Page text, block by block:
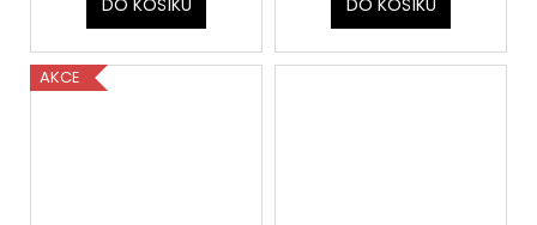
DO KOŠÍKU DO KOŠÍKU
AKCE